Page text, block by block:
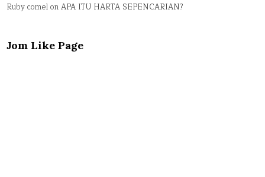
Ruby comelonAPA ITU HARTA SEPENCARIAN?
Jom Like Page